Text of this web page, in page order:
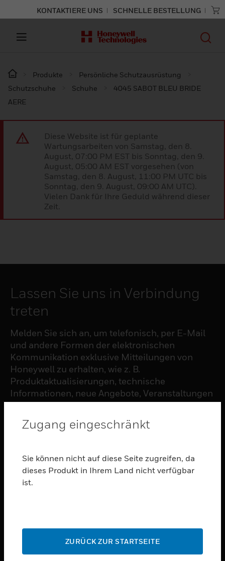
KONTAKTIERE UNS SCHNELLE BESTELLUNG
Produkte
Persönliche Schutzausrüstung
Schutzschuhe
Schuhe
4045 SABOT BLEU BRIDE
AERE
Diese Website ist für geplante
Wartungsarbeiten von Samstag, den 8.
August, 07:00 PM EST bis Sonntag, den 9.
August, 05:00 AM EST vorgesehen (von
Samstag, den 8. August, 11:00 PM UTC bis
Sonntag, den 9. August, 09:00 AM UTC).
Vielen Dank für Ihre Geduld während dieser
Zeit.
Lassen Sie uns in Verbindung
treten
Melden Sie sich an, um telefonisch, per E-Mail
und andere Formen der elektronischen
Kommunikation exklusive Mitteilungen von
Honeywell zu erhalten, wie z. B.
Produktaktualisierungen, technische
Informationen, neue Angebote, Veranstaltungen
und Neuigkeiten, Umfragen, Sonderangebote
PRODUKTE
toggle view
toggle view
Zugang eingeschränkt
Sie können nicht auf diese Seite zugreifen, da
dieses Produkt in Ihrem Land nicht verfügbar
ist.
ZURÜCK ZUR STARTSEITE